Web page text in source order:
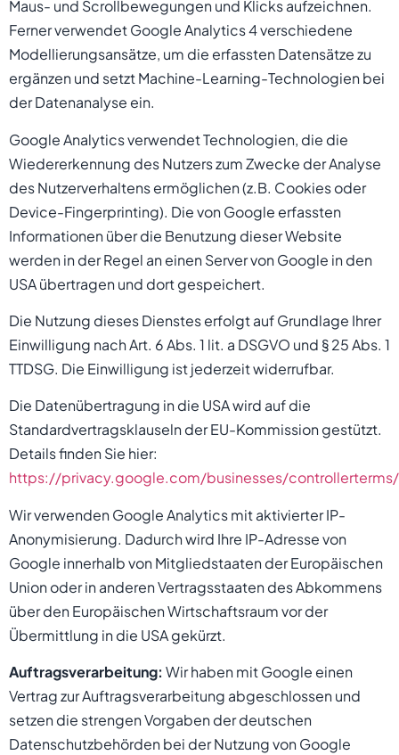
Maus- und Scrollbewegungen und Klicks aufzeichnen.
Ferner verwendet Google Analytics 4 verschiedene
Modellierungsansätze, um die erfassten Datensätze zu
ergänzen und setzt Machine-Learning-Technologien bei
der Datenanalyse ein.
Google Analytics verwendet Technologien, die die
Wiedererkennung des Nutzers zum Zwecke der Analyse
des Nutzerverhaltens ermöglichen (z.B. Cookies oder
Device-Fingerprinting). Die von Google erfassten
Informationen über die Benutzung dieser Website
werden in der Regel an einen Server von Google in den
USA übertragen und dort gespeichert.
Die Nutzung dieses Dienstes erfolgt auf Grundlage Ihrer
Einwilligung nach Art. 6 Abs. 1 lit. a DSGVO und § 25 Abs. 1
TTDSG. Die Einwilligung ist jederzeit widerrufbar.
Die Datenübertragung in die USA wird auf die
Standardvertragsklauseln der EU-Kommission gestützt.
Details finden Sie hier:
https://privacy.google.com/businesses/
Wir verwenden Google Analytics mit aktivierter IP-
Anonymisierung. Dadurch wird Ihre IP-Adresse von
Google innerhalb von Mitgliedstaaten der Europäischen
Union oder in anderen Vertragsstaaten des Abkommens
über den Europäischen Wirtschaftsraum vor der
Übermittlung in die USA gekürzt.
Auftragsverarbeitung: Wir haben mit Google einen
Vertrag zur Auftragsverarbeitung abgeschlossen und
setzen die strengen Vorgaben der deutschen
Datenschutzbehörden bei der Nutzung von Google